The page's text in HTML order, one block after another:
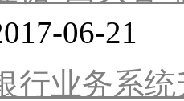
06-21
行业务系